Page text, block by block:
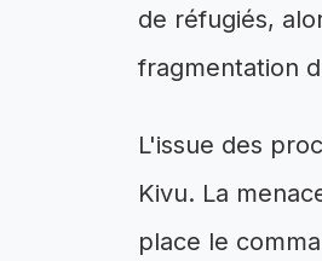
de réfugiés,
fragmentation
L'issue des
Kivu. La
place le